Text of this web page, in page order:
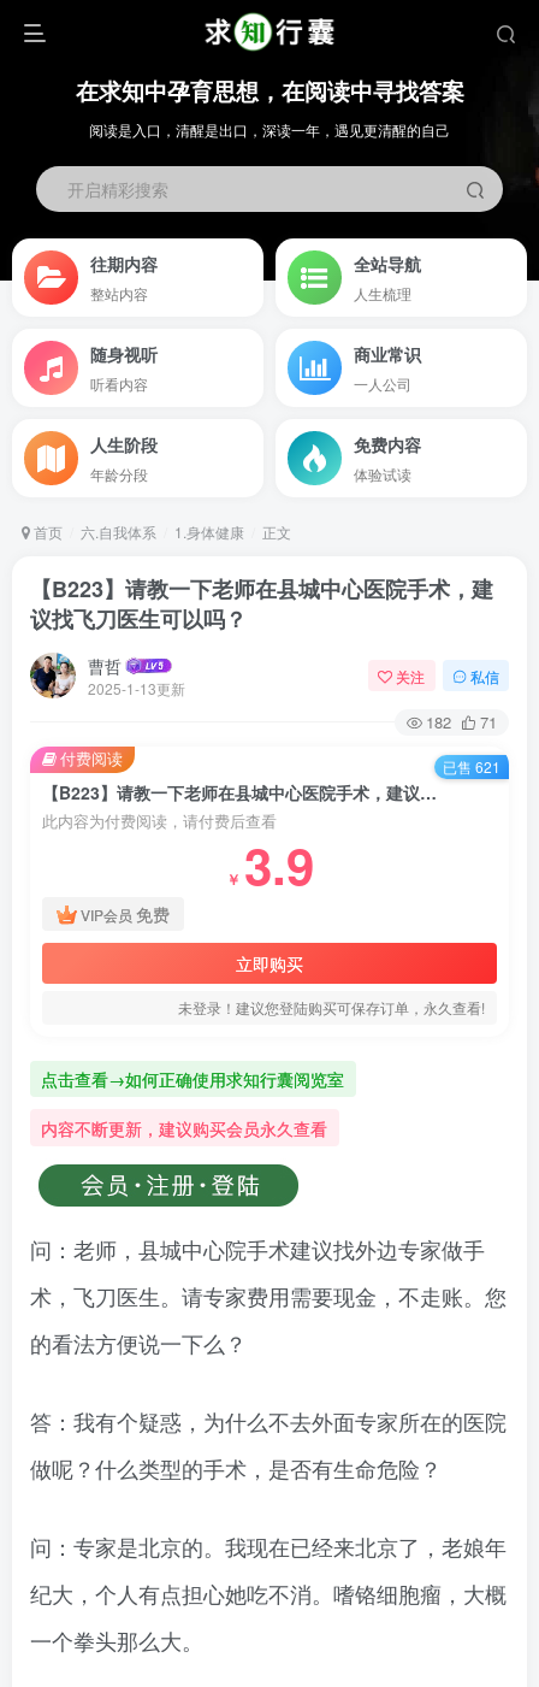
在求知中孕育思想，在阅读中寻找答案
阅读是入口，清醒是出口，深读一年，遇见更清醒的自己
开启精彩搜索
往期内容
整站内容
全站导航
人生梳理
随身视听
听看内容
商业常识
一人公司
人生阶段
年龄分段
免费内容
体验试读
首页 六.自我体系 1.身体健康 正文
【B223】请教一下老师在县城中心医院手术，建
议找飞刀医生可以吗？
曹哲
2025-1-13更新
关注 私信
182 71
【B223】请教一下老师在县城中心医院手术，建议找飞刀医生可以吗？
此内容为付费阅读，请付费后查看
￥ 3.9
VIP会员 免费
立即购买
未登录！建议您登陆购买可保存订单，永久查看!
付费阅读 已售 621
点击查看→如何正确使用求知行囊阅览室
内容不断更新，建议购买会员永久查看
问：老师，县城中心院手术建议找外边专家做手
术，飞刀医生。请专家费用需要现金，不走账。您
的看法方便说一下么？
答：我有个疑惑，为什么不去外面专家所在的医院
做呢？什么类型的手术，是否有生命危险？
问：专家是北京的。我现在已经来北京了，老娘年
纪大，个人有点担心她吃不消。嗜铬细胞瘤，大概
一个拳头那么大。